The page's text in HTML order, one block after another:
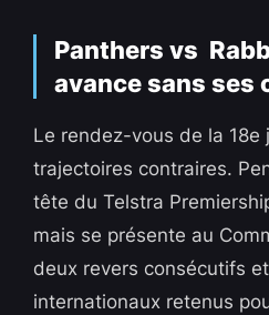
Panthers vs
avance sans ses
Le rendez-vous de la 18e
trajectoires contraires.
tête du Telstra
mais se présente au
deux revers consécutifs
internationaux retenus